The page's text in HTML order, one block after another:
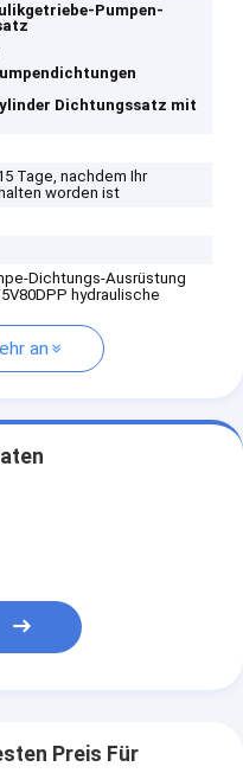
Pumpen-
Dichtungssatz mit
Tage, nachdem Ihr
worden ist
Dichtungs-Ausrüstung
hydraulische
an
Preis Für